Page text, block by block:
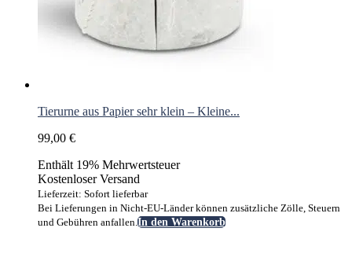
Tierurne aus Papier sehr klein – Kleine...
99,00 €
Enthält 19% Mehrwertsteuer
Kostenloser Versand
Lieferzeit: Sofort lieferbar
Bei Lieferungen in Nicht-EU-Länder können zusätzliche Zölle, Steuern
und Gebühren anfallen.In den Warenkorb